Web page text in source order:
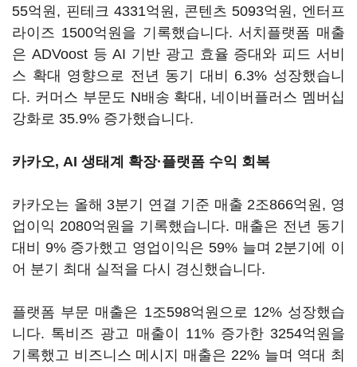
55억원, 핀테크 4331억원, 콘텐츠 5093억원, 엔터프
라이즈 1500억원을 기록했습니다. 서치플랫폼 매출
은 ADVoost 등 AI 기반 광고 효율 증대와 피드 서비
스 확대 영향으로 전년 동기 대비 6.3% 성장했습니
다. 커머스 부문도 N배송 확대, 네이버플러스 멤버십
강화로 35.9% 증가했습니다.
카카오, AI 생태계 확장·플랫폼 수익 회복
카카오는 올해 3분기 연결 기준 매출 2조866억원, 영
업이익 2080억원을 기록했습니다. 매출은 전년 동기
대비 9% 증가했고 영업이익은 59% 늘며 2분기에 이
어 분기 최대 실적을 다시 경신했습니다.
플랫폼 부문 매출은 1조598억원으로 12% 성장했습
니다. 톡비즈 광고 매출이 11% 증가한 3254억원을
기록했고 비즈니스 메시지 매출은 22% 늘며 역대 최